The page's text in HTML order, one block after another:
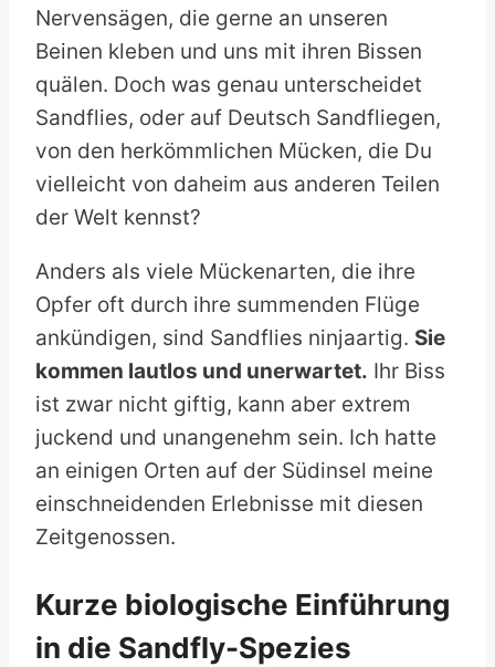
Nervensägen, die gerne an unseren
Beinen kleben und uns mit ihren Bissen
quälen. Doch was genau unterscheidet
Sandflies, oder auf Deutsch Sandfliegen,
von den herkömmlichen Mücken, die Du
vielleicht von daheim aus anderen Teilen
der Welt kennst?
Anders als viele Mückenarten, die ihre
Opfer oft durch ihre summenden Flüge
ankündigen, sind Sandflies ninjaartig. Sie
kommen lautlos und unerwartet. Ihr Biss
ist zwar nicht giftig, kann aber extrem
juckend und unangenehm sein. Ich hatte
an einigen Orten auf der Südinsel meine
einschneidenden Erlebnisse mit diesen
Zeitgenossen.
Kurze biologische Einführung
in die Sandfly-Spezies